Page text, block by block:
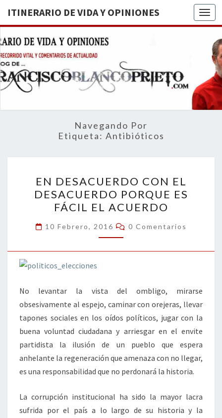
ITINERARIO DE VIDA Y OPINIONES
DE
BREVE
RECORRIDO
VITAL Y
ACTUALIDAD
Navegando Por
Etiqueta: Antibióticos
DESACUERDO
CON
EL
DESACUERDO
PORQUE
ES
ACUERDO
EN DESACUERDO CON EL
DESACUERDO PORQUE ES
FÁCIL EL ACUERDO
10 Febrero, 2016 Comentarios
0 Comentarios
No levantar la vista del ombligo, mirarse
obsesivamente al espejo, caminar con orejeras, llevar
tapones sociales en los oídos políticos, jugar con la
buena voluntad ciudadana y arriesgar en el envite
partidista la ilusión de un pueblo que espera
anhelante la regeneración que amenaza con no llegar,
es una responsabilidad que no perdonará la historia.
La corrupción institucional ha sido la mayor lacra
sufrida por el país a lo largo de su historia y la